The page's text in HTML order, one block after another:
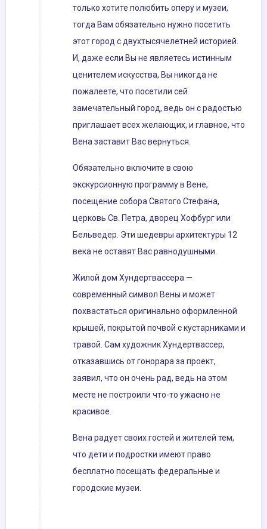
только хотите полюбить оперу и музеи,
тогда Вам обязательно нужно посетить
этот город с двухтысячелетней историей.
И, даже если Вы не являетесь истинным
ценителем искусства, Вы никогда не
пожалеете, что посетили сей
замечательный город, ведь он с радостью
приглашает всех желающих, и главное, что
Вена заставит Вас вернуться.
Обязательно включите в свою
экскурсионную программу в Вене,
посещение собора Святого Стефана,
церковь Св. Петра, дворец Хофбург или
Бельведер. Эти шедевры архитектуры 12
века не оставят Вас равнодушными.
Жилой дом Хундертвассера —
современный символ Вены и может
похвастаться оригинально оформленной
крышей, покрытой почвой с кустарниками и
травой. Сам художник Хундертвассер,
отказавшись от гонорара за проект,
заявил, что он очень рад, ведь на этом
месте не построили что-то ужасно не
красивое.
Вена радует своих гостей и жителей тем,
что дети и подростки имеют право
бесплатно посещать федеральные и
городские музеи.